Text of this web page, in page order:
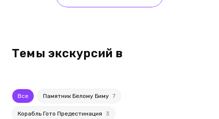
Темы экскурсий в
Все Памятник Белому Биму 7
Корабль Гото Предестинация 3